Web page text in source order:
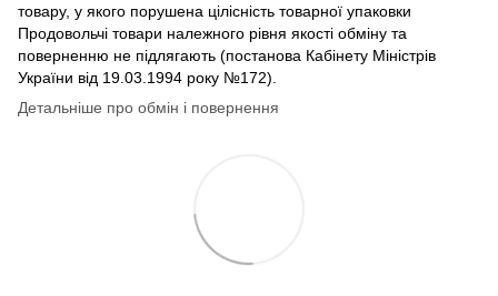
товару, у якого порушена цілісність товарної упаковки
Продовольчі товари належного рівня якості обміну та
поверненню не підлягають (постанова Кабінету Міністрів
України від 19.03.1994 року №172).
Детальніше про обмін і повернення